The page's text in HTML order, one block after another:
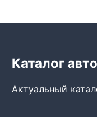
Каталог
Актуальный